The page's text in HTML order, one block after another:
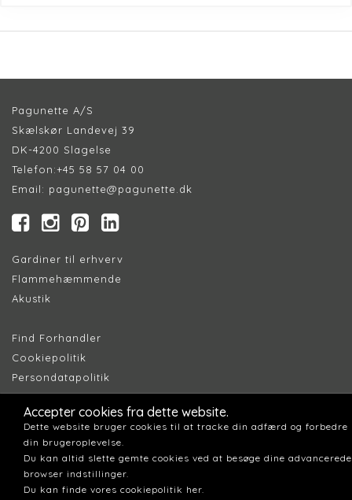
Pagunette A/S
Skælskør Landevej 39
DK-4200 Slagelse
Telefon:+45 58 57 04 00
Email: pagunette@pagunette.dk
Gardiner til erhverv
Flammehæmmende
Akustik
Find Forhandler
Cookiepolitik
Persondatapolitik
Accepter cookies fra dette website.
Dette website bruger cookies til at tracke din adfærd og forbedre
din brugeroplevelse.
Du kan altid slette gemte cookies ved at besøge dine advancerede
browser indstillinger.
Du kan finde vores cookiepolitik her.